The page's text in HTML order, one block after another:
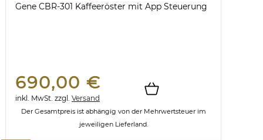
Gene CBR-301 Kaffeeröster mit App Steuerung
690,00 €
inkl. MwSt. zzgl. Versand
Der Gesamtpreis ist abhängig von der Mehrwertsteuer im
jeweiligen Lieferland.